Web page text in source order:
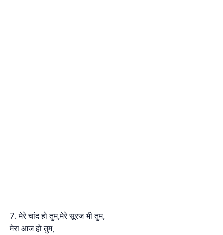
मेरे चांद हो तुम,मेरे सूरज भी तुम,
मेरा आज हो तुम,